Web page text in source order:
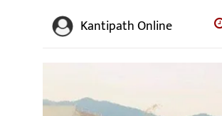
Kantipath Online